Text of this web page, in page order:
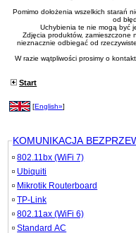
Pomimo dołożenia wszelkich starań
od
Uchybienia te nie mogą być
Zdjęcia produktów, zamieszczone
nieznacznie odbiegać od
W razie wątpliwości prosimy o
Start
[English»]
KOMUNIKACJA
802.11bx (WiFi 7)
Ubiquiti
Mikrotik Routerboard
TP-Link
802.11ax (WiFi 6)
Standard AC